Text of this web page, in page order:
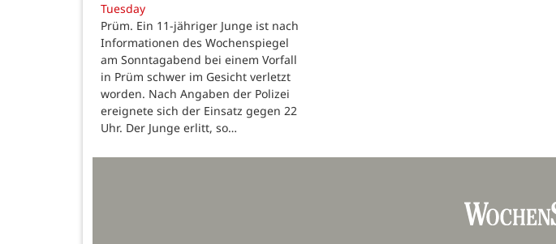
Tuesday
Prüm. Ein 11-jähriger Junge ist nach
Informationen des Wochenspiegel
am Sonntagabend bei einem Vorfall
in Prüm schwer im Gesicht verletzt
worden. Nach Angaben der Polizei
ereignete sich der Einsatz gegen 22
Uhr. Der Junge erlitt, so…